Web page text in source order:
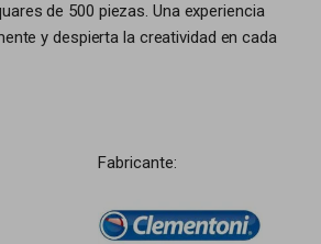
de 500 piezas. Una experiencia
y despierta la creatividad en cada
Fabricante: